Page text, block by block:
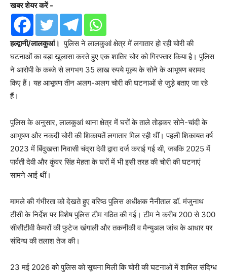
खबर शेयर करें -
हल्द्वानी/लालकुआं। पुलिस ने लालकुआं क्षेत्र में लगातार हो रही चोरी की
घटनाओं का बड़ा खुलासा करते हुए एक शातिर चोर को गिरफ्तार किया है। पुलिस
ने आरोपी के कब्जे से लगभग 35 लाख रुपये मूल्य के सोने के आभूषण बरामद
किए हैं। यह आभूषण तीन अलग-अलग चोरी की घटनाओं से जुड़े बताए जा रहे
हैं।
पुलिस के अनुसार, लालकुआं थाना क्षेत्र में घरों के ताले तोड़कर सोने-चांदी के
आभूषण और नकदी चोरी की शिकायतें लगातार मिल रही थीं। पहली शिकायत वर्ष
2023 में बिंदुखत्ता निवासी चंद्रा देवी द्वारा दर्ज कराई गई थी, जबकि 2025 में
पार्वती देवी और कुंवर सिंह मेहता के घरों में भी इसी तरह की चोरी की घटनाएं
सामने आई थीं।
मामले की गंभीरता को देखते हुए वरिष्ठ पुलिस अधीक्षक नैनीताल डॉ. मंजुनाथ
टीसी के निर्देश पर विशेष पुलिस टीम गठित की गई। टीम ने करीब 200 से 300
सीसीटीवी कैमरों की फुटेज खंगाली और तकनीकी व मैन्युअल जांच के आधार पर
संदिग्ध की तलाश तेज की।
23 मई 2026 को पुलिस को सूचना मिली कि चोरी की घटनाओं में शामिल संदिग्ध